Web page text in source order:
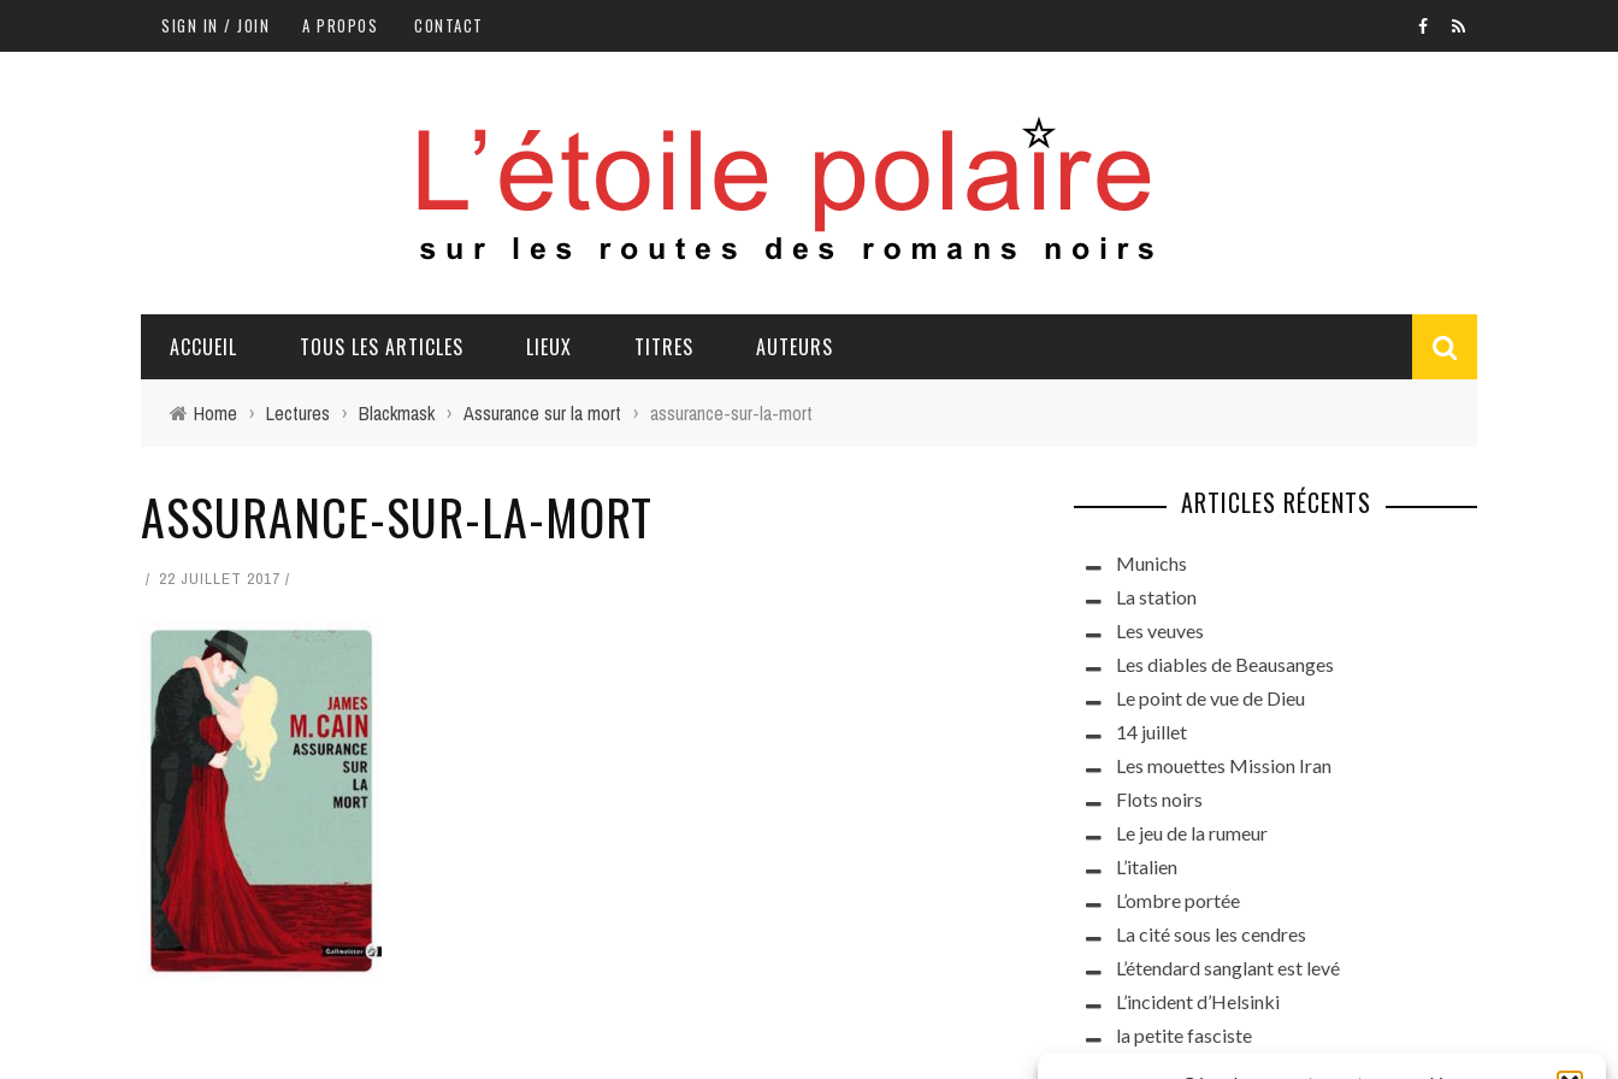
SIGN IN / JOIN A PROPOS CONTACT
ACCUEIL TOUS LES ARTICLES LIEUX TITRES AUTEURS
Home › Lectures › Blackmask › Assurance sur la mort › assurance-sur-la-mort
ASSURANCE-SUR-LA-MORT
22 JUILLET 2017
ARTICLES RÉCENTS
Munichs
La station
Les veuves
Les diables de Beausanges
Le point de vue de Dieu
14 juillet
Les mouettes Mission Iran
Flots noirs
Le jeu de la rumeur
L’italien
L’ombre portée
La cité sous les cendres
L’étendard sanglant est levé
L’incident d’Helsinki
la petite fasciste